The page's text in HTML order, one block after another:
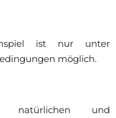
ist nur unter
möglich.
natürlichen und